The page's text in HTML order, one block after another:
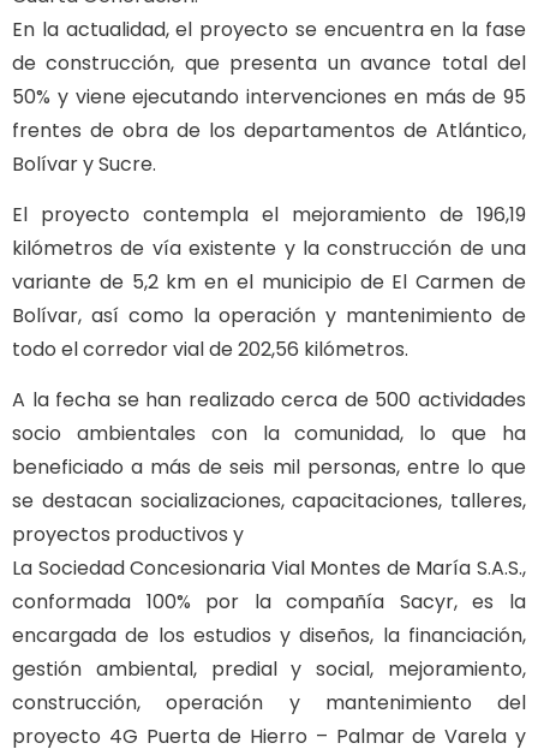
En la actualidad, el proyecto se encuentra en la fase
de construcción, que presenta un avance total del
50% y viene ejecutando intervenciones en más de 95
frentes de obra de los departamentos de Atlántico,
Bolívar y Sucre.
El proyecto contempla el mejoramiento de 196,19
kilómetros de vía existente y la construcción de una
variante de 5,2 km en el municipio de El Carmen de
Bolívar, así como la operación y mantenimiento de
todo el corredor vial de 202,56 kilómetros.
A la fecha se han realizado cerca de 500 actividades
socio ambientales con la comunidad, lo que ha
beneficiado a más de seis mil personas, entre lo que
se destacan socializaciones, capacitaciones, talleres,
proyectos productivos y
La Sociedad Concesionaria Vial Montes de María S.A.S.,
conformada 100% por la compañía Sacyr, es la
encargada de los estudios y diseños, la financiación,
gestión ambiental, predial y social, mejoramiento,
construcción, operación y mantenimiento del
proyecto 4G Puerta de Hierro – Palmar de Varela y